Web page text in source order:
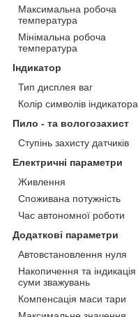
Максимальна робоча
температура
Мінімальна робоча
температура
Індикатор
Тип дисплея ваг
Колір символів індикатора
Пило - та вологозахист
Ступінь захисту датчиків
Електричні параметри
Живлення
Споживана потужність
Час автономної роботи
Додаткові параметри
Автовстановлення нуля
Накопичення та індикація
суми зважувань
Компенсація маси тари